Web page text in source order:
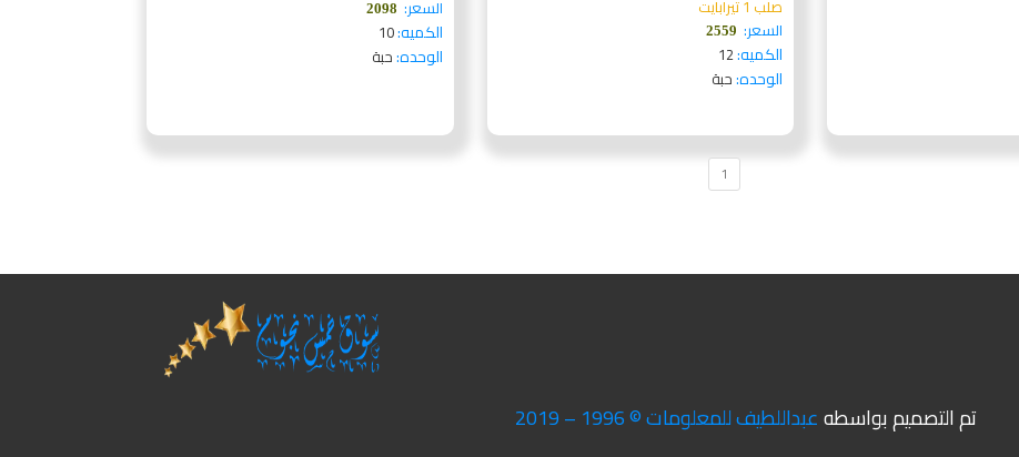
صلب 1 تيرابايت
السعر: 2559
الكميه:12
الوحده:حبة
السعر: 2098
الكميه:10
الوحده:حبة
1
تم التصميم بواسطهعبداللطيف للمعلومات © 1996 – 2019